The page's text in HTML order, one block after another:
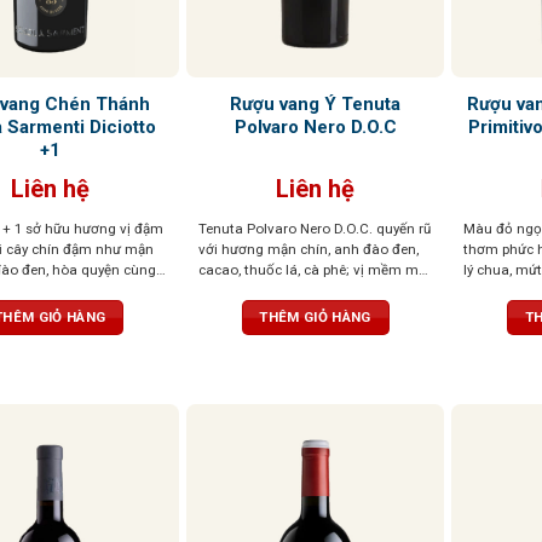
Chén Thánh
Sarmenti Diciotto
+1
Liên hệ
+ 1 sở hữu hương vị đậm
cây chín đậm như mận
đen, hòa quyện cùng
mẽ, tròn đầy, tannin
hậu vị kéo dài ấm áp,
GIỎ HÀNG
Rượu vang Ý Tenuta
Polvaro Nero D.O.C
Liên hệ
Tenuta Polvaro Nero D.O.C. quyến rũ
với hương mận chín, anh đào đen,
cacao, thuốc lá, cà phê; vị mềm mại,
THÊM GIỎ HÀNG
Rượu
Màu đỏ
thơm phức
lý chua,
trịa, tannin